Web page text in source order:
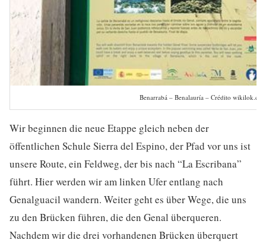
Benarrabá – Benalauría – Crédito
Wir beginnen die neue Etappe gleich neben der
öffentlichen Schule Sierra del Espino, der Pfad vor uns ist
unsere Route, ein Feldweg, der bis nach “La Escribana”
führt. Hier werden wir am linken Ufer entlang nach
Genalguacil wandern. Weiter geht es über Wege, die uns
zu den Brücken führen, die den Genal überqueren.
Nachdem wir die drei vorhandenen Brücken überquert